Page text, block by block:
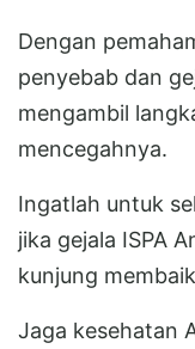
Dengan
penyebab dan
mengambil
mencegahnya.
Ingatlah untuk
jika gejala ISPA
kunjung
Jaga kesehatan